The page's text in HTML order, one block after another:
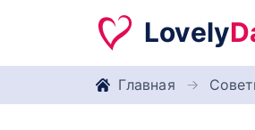
Lovely
Главная